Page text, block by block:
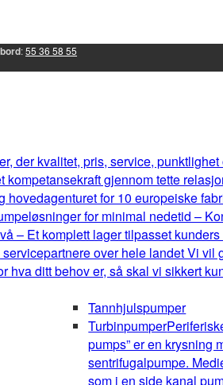
:55 36 58 55
der kvalitet, pris, service,
gjennom tette
for 10 europeiske
for minimal nedetid –
– Et komplett lager tilpasset
over hele landet Vi vil
hva ditt behov er, så skal vi sikkert
Tannhjulspumper
Turbinpumper
pumps” er en krysning
sentrifugalpumpe.
som i en side kanal